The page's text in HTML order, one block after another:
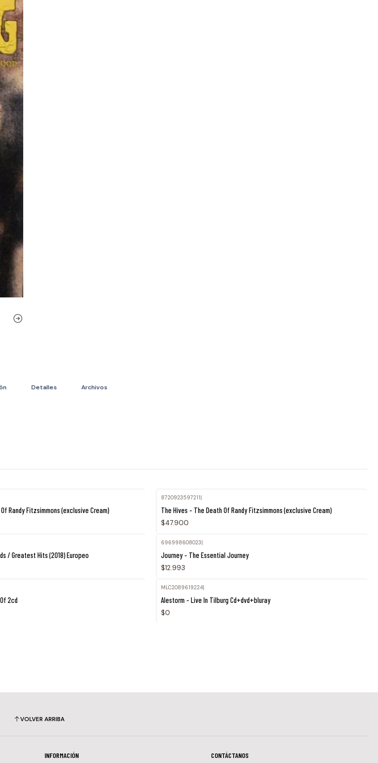
Detalles Archivos
Randy Fitzsimmons (exclusive Cream)
8720923597211|
The Hives - The Death Of Randy Fitzsimmons (exclusive Cream)
$47.900
/ Greatest Hits (2018) Europeo
696998608023|
Journey - The Essential Journey
$12.993
2cd
MLC2089619224|
Alestorm - Live In Tilburg Cd+dvd+bluray
$0
VOLVER ARRIBA
INFORMACIÓN CONTÁCTANOS